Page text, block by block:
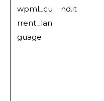
wpml_cu
rrent_lan
guage
nd.it